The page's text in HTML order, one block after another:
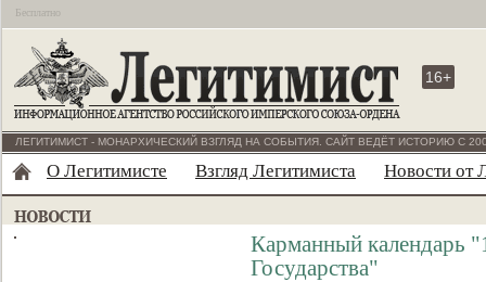
Бесплатно
16+
ЛЕГИТИМИСТ - МОНАРХИЧЕСКИЙ ВЗГЛЯД НА СОБЫТИЯ. САЙТ ВЕДЁТ ИСТОРИЮ С
О Легитимисте Взгляд Легитимиста Новости от
Карманный календарь
Государства"